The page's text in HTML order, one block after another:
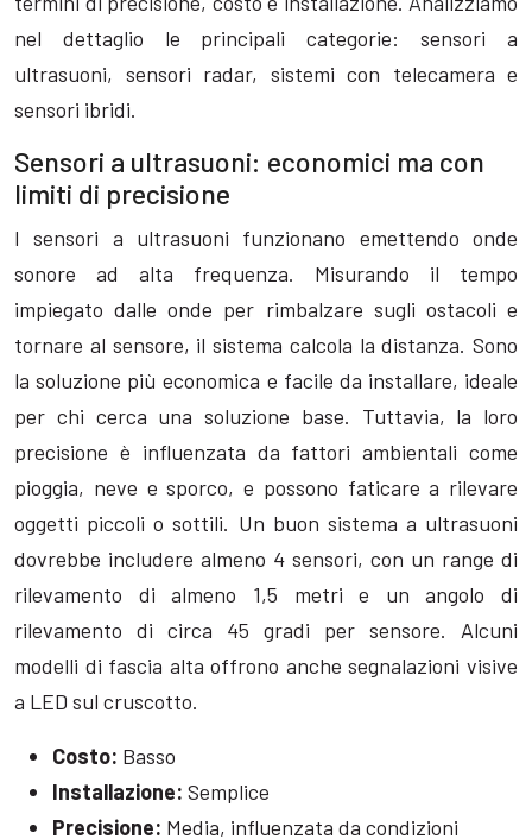
nel dettaglio le principali categorie: sensori a
ultrasuoni, sensori radar, sistemi con telecamera e
sensori ibridi.
Sensori a ultrasuoni: economici ma con
limiti di precisione
I sensori a ultrasuoni funzionano emettendo onde
sonore ad alta frequenza. Misurando il tempo
impiegato dalle onde per rimbalzare sugli ostacoli e
tornare al sensore, il sistema calcola la distanza. Sono
la soluzione più economica e facile da installare, ideale
per chi cerca una soluzione base. Tuttavia, la loro
precisione è influenzata da fattori ambientali come
pioggia, neve e sporco, e possono faticare a rilevare
oggetti piccoli o sottili. Un buon sistema a ultrasuoni
dovrebbe includere almeno 4 sensori, con un range di
rilevamento di almeno 1,5 metri e un angolo di
rilevamento di circa 45 gradi per sensore. Alcuni
modelli di fascia alta offrono anche segnalazioni visive
a LED sul cruscotto.
Costo: Basso
Installazione: Semplice
Precisione: Media, influenzata da condizioni